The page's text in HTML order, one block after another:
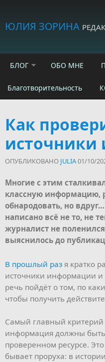
ЮЛИЯ ЗОРИНА
БЛОГ ОБО МНЕ
Благотворительность
Как
ОПУБЛИКОВАНО JULIA01/10/
Многие с этим
классную информацию,
обнародовать, но
написано всё не то, не
журналист не
выяснилось до
В прошлый раз я кратко
источники информации
речь пойдёт о том, по
чтобы получить
Самый главный
информация должны
проверенном ресурсе.
бывает проруха: в